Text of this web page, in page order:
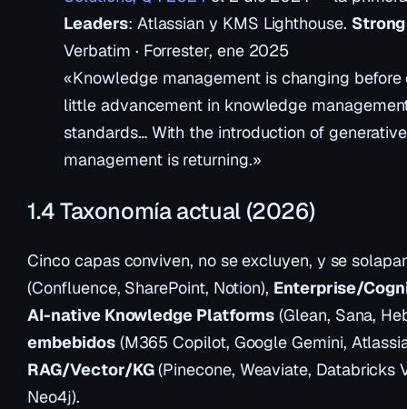
Leaders: Atlassian y KMS Lighthouse.
Verbatim · Forrester, ene 2025
«Knowledge management is changing
little advancement in knowledge
standards… With the introduction of
management is returning.»
1.4 Taxonomía actual (2026)
Cinco capas conviven, no se excluyen, y se
(Confluence, SharePoint, Notion), Enterprise/
AI-native Knowledge Platforms (Glean, Sana,
embebidos(M365 Copilot, Google Gemini,
RAG/Vector/KG(Pinecone, Weaviate, Databricks
Neo4j).